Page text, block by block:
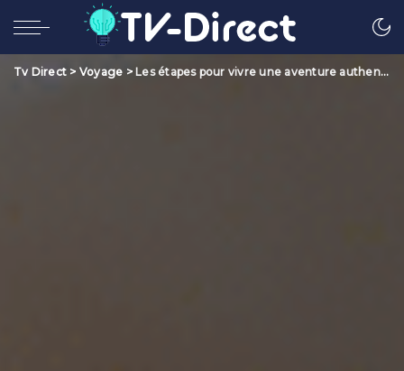
Tv Direct > Voyage > Les étapes pour vivre une aventure authentique et enrichissante